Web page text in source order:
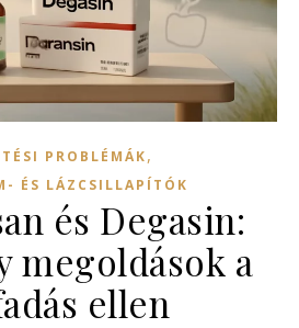
PROBLÉMÁK,
ÉS LÁZCSILLAPÍTÓK
és Degasin:
megoldások a
ellen